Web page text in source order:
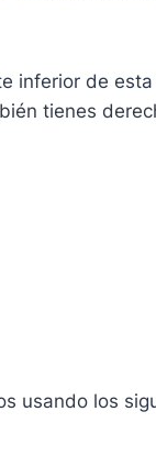
inferior de
tienes
usando los